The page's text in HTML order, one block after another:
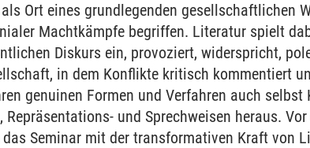
Ort eines grundlegenden gesellschaftlichen
Machtkämpfe begriffen. Literatur spielt
Diskurs ein, provoziert, widerspricht,
in dem Konflikte kritisch kommentiert
genuinen Formen und Verfahren auch
Repräsentations- und Sprechweisen heraus.
Seminar mit der transformativen Kraft von